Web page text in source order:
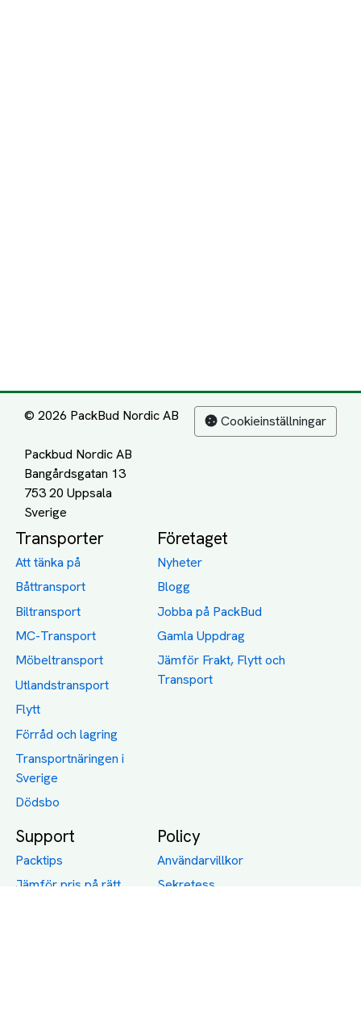
© 2026 PackBud Nordic AB
Packbud Nordic AB
Bangårdsgatan 13
753 20 Uppsala
Cookieinställningar
Transporter
Att tänka på
Båttransport
Biltransport
MC-Transport
Möbeltransport
Utlandstransport
Flytt
Förråd och lagring
Transportnäringen i
Sverige
Dödsbo
Företaget
Nyheter
Blogg
Jobba på PackBud
Gamla Uppdrag
Jämför Frakt, Flytt och
Transport
Support
Packtips
Jämför pris på rätt
Policy
Användarvillkor
Sekretess